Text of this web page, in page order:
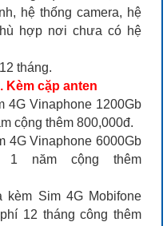
hệ thống camera, hệ
hợp nơi chưa có hệ
tháng.
Kèm cặp anten
4G Vinaphone 1200Gb
cộng thêm 800,000đ.
6000Gb
1 năm cộng thêm
4G Mobifone
12 tháng công thêm